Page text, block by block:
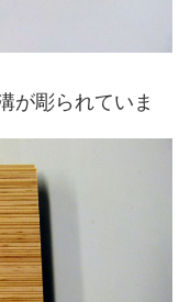
が彫られていま